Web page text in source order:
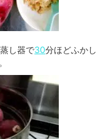
し器で30分ほどふか